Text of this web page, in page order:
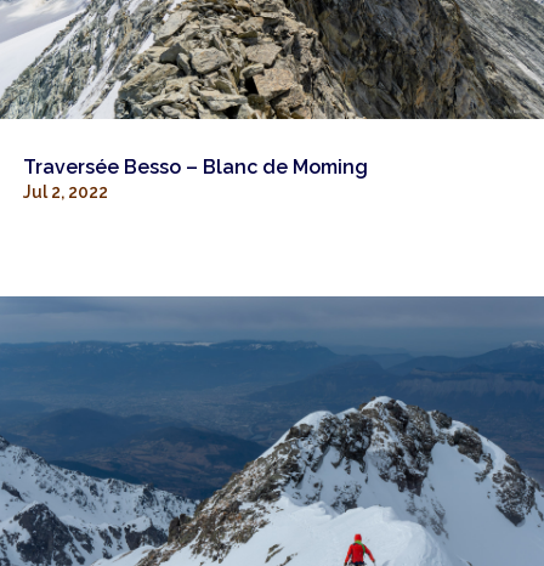
Traversée Besso – Blanc de Moming
Jul 2, 2022